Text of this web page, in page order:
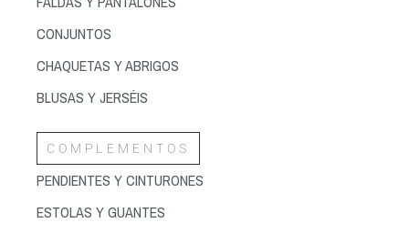
CONJUNTOS
CHAQUETAS Y ABRIGOS
BLUSAS Y JERSÉIS
COMPLEMENTOS
PENDIENTES Y CINTURONES
ESTOLAS Y GUANTES